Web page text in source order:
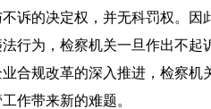
诉的决定权，并无科罚权。因
行为，检察机关一旦作出不起
合规改革的深入推进，检察机
作带来新的难题。